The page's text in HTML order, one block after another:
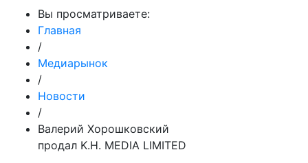
Вы просматриваете:
Главная
/
Медиарынок
/
Новости
/
Валерий Хорошковский
продал K.H. MEDIA LIMITED